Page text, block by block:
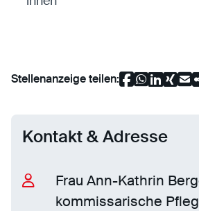
Stellenanzeige teilen:
Kontakt & Adresse
Frau Ann-Kathrin
kommissarische